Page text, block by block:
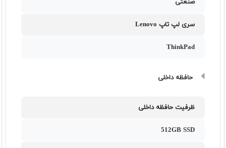
صنعتی
سری لپ تاپ Lenovo
ThinkPad
حافظه داخلی
ظرفیت حافظه داخلی
512GB SSD